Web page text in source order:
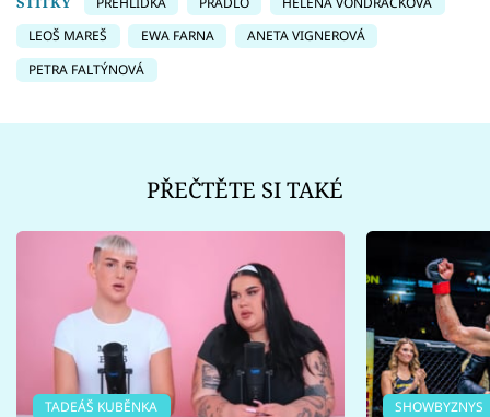
LEOŠ MAREŠ
EWA FARNA
ANETA VIGNEROVÁ
PETRA FALTÝNOVÁ
PŘEČTĚTE SI TAKÉ
TADEÁŠ KUBĚNKA SHOWBYZNYS